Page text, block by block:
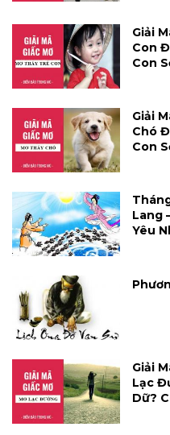
Giải
Con
Con
Giải
Chó
Con
Lang
Yêu
Giải
Lạc
Dữ?